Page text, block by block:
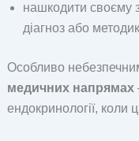
нашкодити своєму
діагноз або
Особливо
медичних напрямах
ендокринології, коли